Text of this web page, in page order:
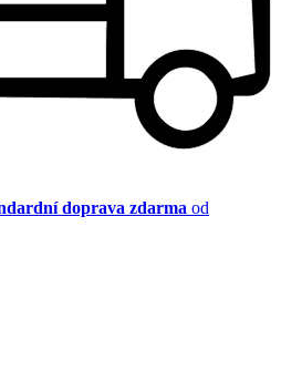
doprava zdarma od